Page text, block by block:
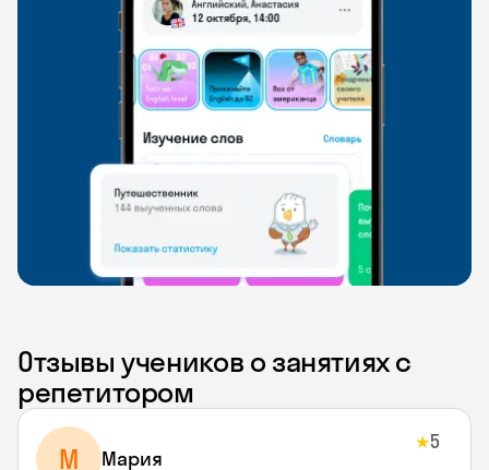
Отзывы учеников о занятиях с
репетитором
М Мария
★5